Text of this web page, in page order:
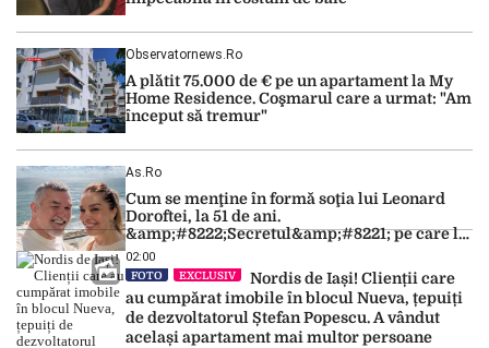
Observatornews.ro
A plătit 75.000 de € pe un apartament la My
Home Residence. Coşmarul care a urmat: "Am
început să tremur"
As.ro
Cum se menţine în formă soţia lui Leonard
Doroftei, la 51 de ani.
&amp;#8222;Secretul&amp;#8221; pe care l-a
dezvăluit
02:00
FOTO EXCLUSIV
Nordis de Iași! Clienții care
au cumpărat imobile în blocul Nueva, țepuiți
de dezvoltatorul Ștefan Popescu. A vândut
același apartament mai multor persoane